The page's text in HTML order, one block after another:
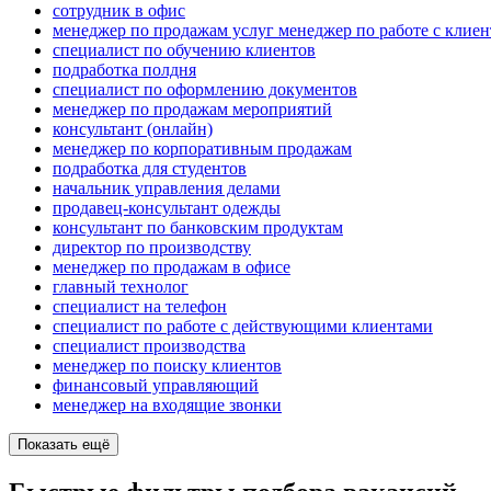
сотрудник в офис
менеджер по продажам услуг менеджер по работе с
специалист по обучению клиентов
подработка полдня
специалист по оформлению документов
менеджер по продажам мероприятий
консультант (онлайн)
менеджер по корпоративным продажам
подработка для студентов
начальник управления делами
продавец-консультант одежды
консультант по банковским продуктам
директор по производству
менеджер по продажам в офисе
главный технолог
специалист на телефон
специалист по работе с действующими клиентами
специалист производства
менеджер по поиску клиентов
финансовый управляющий
менеджер на входящие звонки
Показать ещё